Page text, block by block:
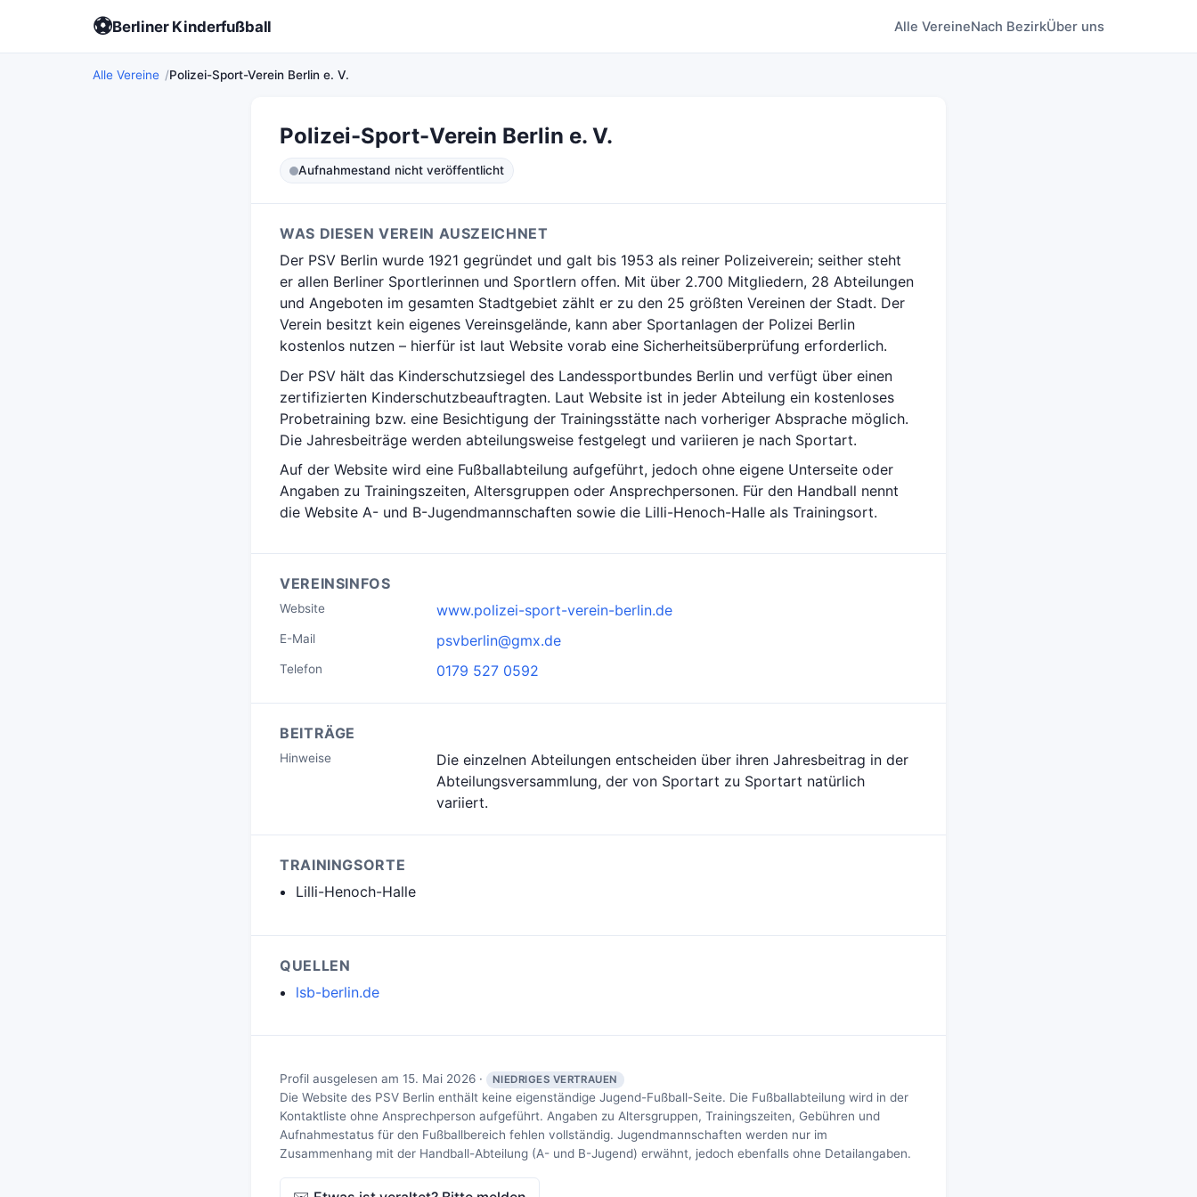
⚽Berliner Kinderfußball Alle VereineNach BezirkÜber uns
Alle Vereine Polizei-Sport-Verein Berlin e. V.
Polizei-Sport-Verein Berlin e. V.
Aufnahmestand nicht veröffentlicht
WAS DIESEN VEREIN AUSZEICHNET
Der PSV Berlin wurde 1921 gegründet und galt bis 1953 als reiner Polizeiverein; seither steht
er allen Berliner Sportlerinnen und Sportlern offen. Mit über 2.700 Mitgliedern, 28 Abteilungen
und Angeboten im gesamten Stadtgebiet zählt er zu den 25 größten Vereinen der Stadt. Der
Verein besitzt kein eigenes Vereinsgelände, kann aber Sportanlagen der Polizei Berlin
kostenlos nutzen – hierfür ist laut Website vorab eine Sicherheitsüberprüfung erforderlich.
Der PSV hält das Kinderschutzsiegel des Landessportbundes Berlin und verfügt über einen
zertifizierten Kinderschutzbeauftragten. Laut Website ist in jeder Abteilung ein kostenloses
Probetraining bzw. eine Besichtigung der Trainingsstätte nach vorheriger Absprache möglich.
Die Jahresbeiträge werden abteilungsweise festgelegt und variieren je nach Sportart.
Auf der Website wird eine Fußballabteilung aufgeführt, jedoch ohne eigene Unterseite oder
Angaben zu Trainingszeiten, Altersgruppen oder Ansprechpersonen. Für den Handball nennt
die Website A- und B-Jugendmannschaften sowie die Lilli-Henoch-Halle als Trainingsort.
VEREINSINFOS
Website www.polizei-sport-verein-berlin.de
E-Mail psvberlin@gmx.de
Telefon 0179 527 0592
BEITRÄGE
Hinweise
Die einzelnen Abteilungen entscheiden über ihren Jahresbeitrag in der
Abteilungsversammlung, der von Sportart zu Sportart natürlich
variiert.
TRAININGSORTE
Lilli-Henoch-Halle
QUELLEN
lsb-berlin.de
Profil ausgelesen am 15. Mai 2026 · NIEDRIGES VERTRAUEN
Die Website des PSV Berlin enthält keine eigenständige Jugend-Fußball-Seite. Die Fußballabteilung wird in der
Kontaktliste ohne Ansprechperson aufgeführt. Angaben zu Altersgruppen, Trainingszeiten, Gebühren und
Aufnahmestatus für den Fußballbereich fehlen vollständig. Jugendmannschaften werden nur im
Zusammenhang mit der Handball-Abteilung (A- und B-Jugend) erwähnt, jedoch ebenfalls ohne Detailangaben.